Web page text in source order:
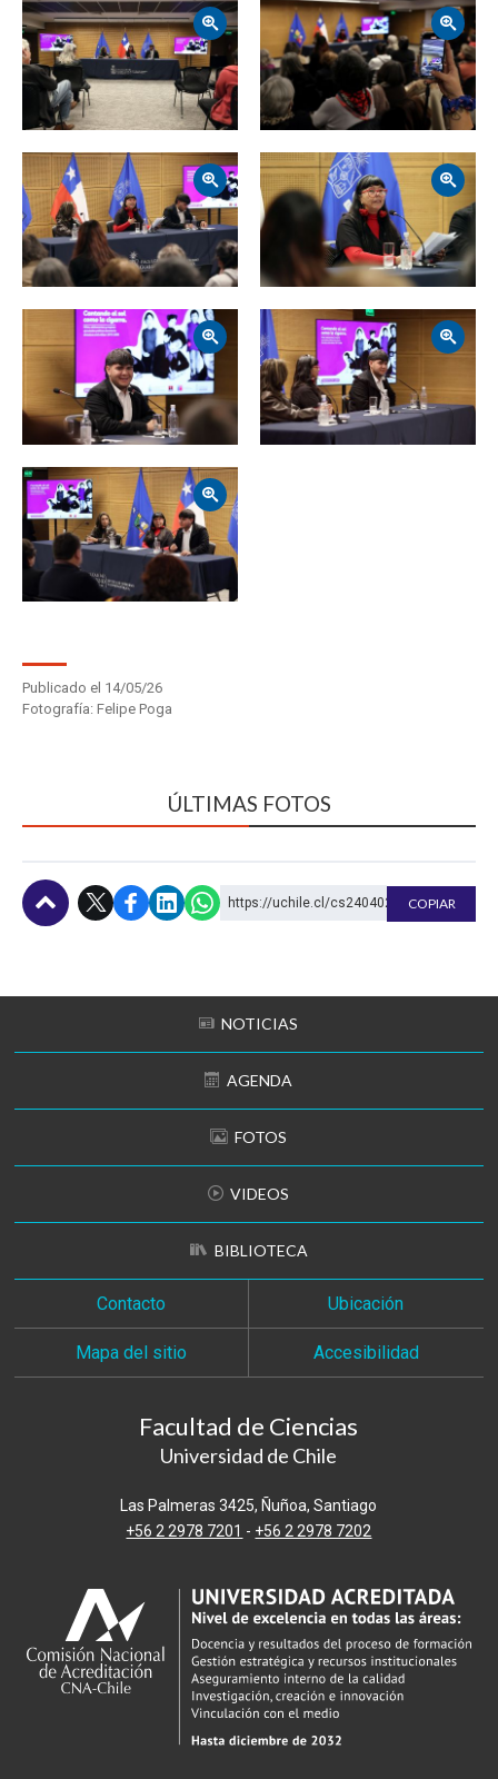
Zoom Zoom
Zoom Zoom
Zoom
Zoom
Publicado el 14/05/26
Fotografía: Felipe Poga
ÚLTIMAS FOTOS
https://uchile.cl/cs240402 COPIAR
NOTICIAS
AGENDA
FOTOS
VIDEOS
BIBLIOTECA
Contacto Ubicación
Mapa del sitio Accesibilidad
Facultad de Ciencias
Universidad de Chile
Las Palmeras 3425, Ñuñoa, Santiago
+56 2 2978 7201 - +56 2 2978 7202